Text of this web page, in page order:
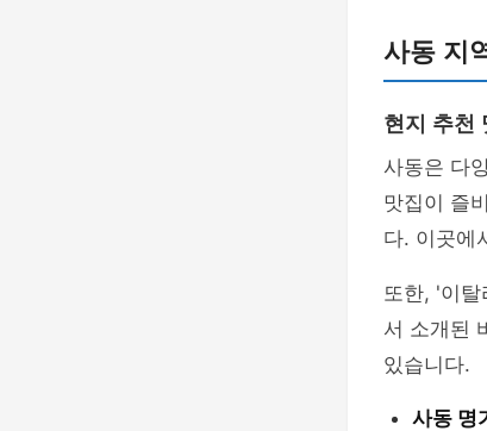
사동 지
현지 추천
사동은 다
맛집이 즐
다. 이곳에
또한, '이탈
서 소개된
있습니다.
사동 명